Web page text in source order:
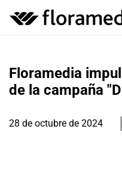
Floramedia
de la campaña
28 de octubre de 2024